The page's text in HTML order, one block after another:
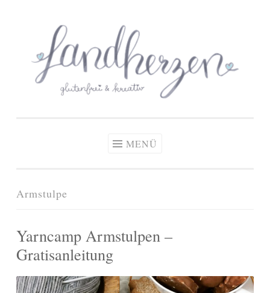
springen
Zöliakie, glutenfreie Ernährung
MENÜ
Armstulpe
Yarncamp Armstulpen –
Gratisanleitung